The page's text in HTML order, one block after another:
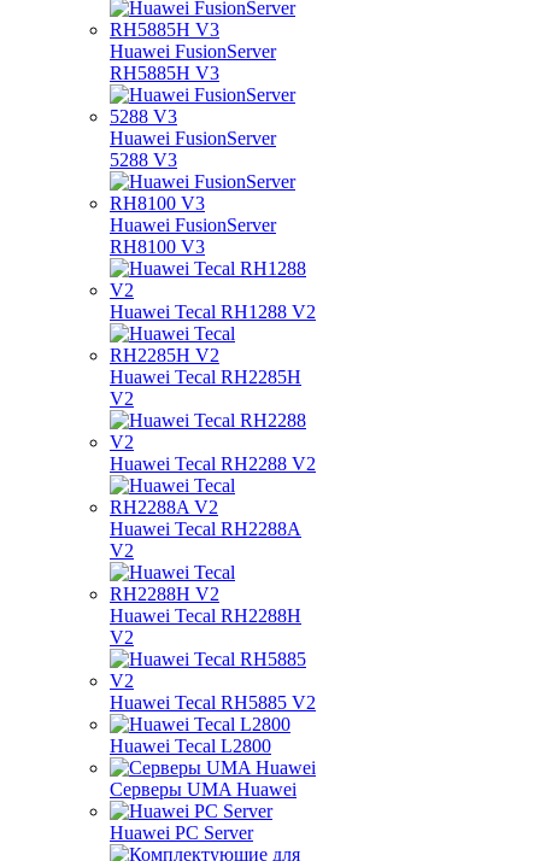
Huawei FusionServer
RH5885H V3
Huawei FusionServer
5288 V3
Huawei FusionServer
RH8100 V3
Huawei Tecal RH1288 V2
Huawei Tecal RH2285H
V2
Huawei Tecal RH2288 V2
Huawei Tecal RH2288A
V2
Huawei Tecal RH2288H
V2
Huawei Tecal RH5885 V2
Huawei Tecal L2800
Серверы UMA Huawei
Huawei PC Server